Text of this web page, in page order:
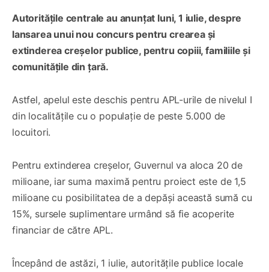
Autoritățile centrale au anunțat luni, 1 iulie, despre
lansarea unui nou concurs pentru crearea și
extinderea creșelor publice, pentru copiii, familiile și
comunitățile din țară.
Astfel, apelul este deschis pentru APL-urile de nivelul I
din localitățile cu o populație de peste 5.000 de
locuitori.
Pentru extinderea creșelor, Guvernul va aloca 20 de
milioane, iar suma maximă pentru proiect este de 1,5
milioane cu posibilitatea de a depăși această sumă cu
15%, sursele suplimentare urmând să fie acoperite
financiar de către APL.
Începând de astăzi, 1 iulie, autoritățile publice locale